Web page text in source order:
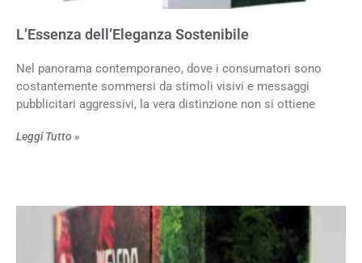
L’Essenza dell’Eleganza Sostenibile
Nel panorama contemporaneo, dove i consumatori sono
costantemente sommersi da stimoli visivi e messaggi
pubblicitari aggressivi, la vera distinzione non si ottiene
Leggi Tutto »